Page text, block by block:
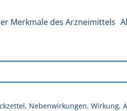
Merkmale des Arzneimittels
Nebenwirkungen, Wirkung,